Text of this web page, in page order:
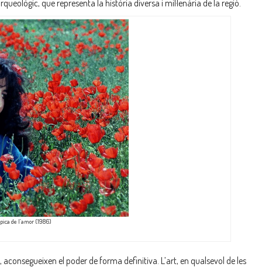
que representa la història diversa i mil·lenària de la regió.
de l’amor (1986)
el poder de forma definitiva. L’art, en qualsevol de les